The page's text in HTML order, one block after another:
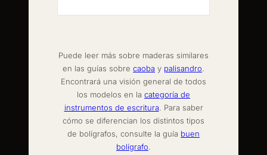
Puede leer más sobre maderas similares
en las guías sobre caoba y palisandro.
Encontrará una visión general de todos
los modelos en la categoría de
instrumentos de escritura. Para saber
cómo se diferencian los distintos tipos
de bolígrafos, consulte la guía buen
bolígrafo.